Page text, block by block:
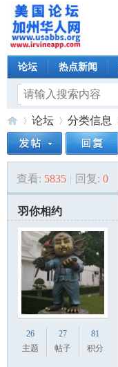
论坛 热点新闻
美»
论坛
›
分类信息
查看: 5835 | 回复: 0
羽你相约
26
主题
27
帖子
81
积分